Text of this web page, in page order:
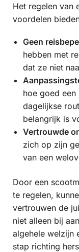
Het regelen van
voordelen
Geen
hebben met
dat ze niet
hoe goed
dagelijkse
belangrijk is
Vertrouwde
zich op zijn
van een
Door een
te regelen,
vertrouwen de
niet alleen bij
algehele welzijn
stap richting